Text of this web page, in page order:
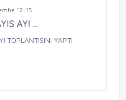
12:15
AYI ...
TOPLANTISINI YAPTI